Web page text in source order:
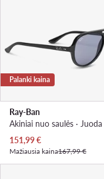
Palanki kaina
Ray-Ban
Akiniai nuo saulės · Juoda
Dabartinė kaina
151,99€
Mažiausia kaina167,99 €